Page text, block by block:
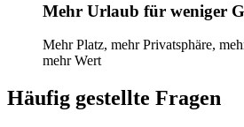
Mehr Urlaub für weniger
Mehr Platz, mehr Privatsphäre,
mehr Wert
Häufig gestellte Fragen